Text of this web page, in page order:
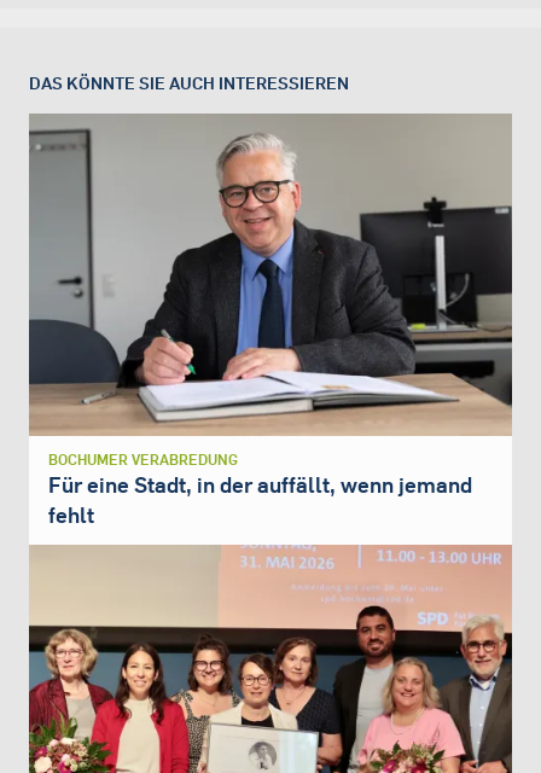
DAS KÖNNTE SIE AUCH INTERESSIEREN
BOCHUMER VERABREDUNG
Für eine Stadt, in der auffällt, wenn jemand
fehlt